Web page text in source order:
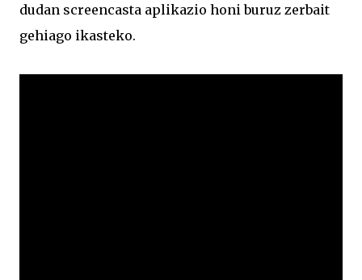
dudan screencasta aplikazio honi buruz zerbait
gehiago ikasteko.